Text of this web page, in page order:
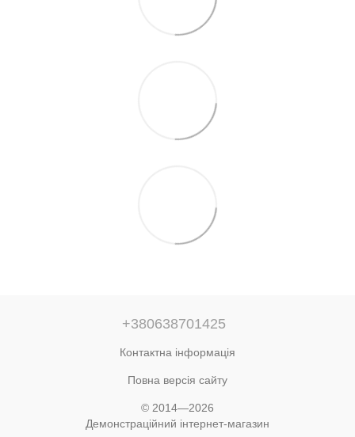
+380638701425
Контактна інформація
Повна версія сайту
© 2014—2026
Демонстраційний інтернет-магазин